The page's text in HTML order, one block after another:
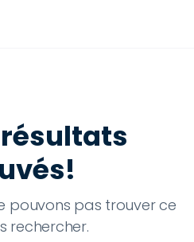
résultats
pouvons pas trouver ce
rechercher.